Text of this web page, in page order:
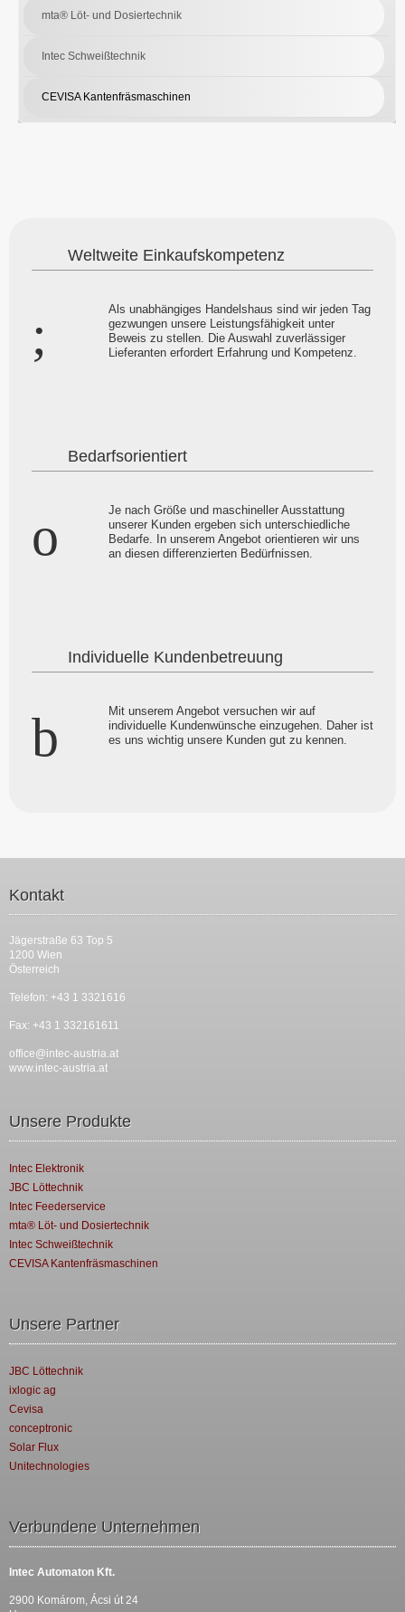
mta® Löt- und Dosiertechnik
Intec Schweißtechnik
CEVISA Kantenfräsmaschinen
Weltweite Einkaufskompetenz
Als unabhängiges Handelshaus sind wir jeden Tag
gezwungen unsere Leistungsfähigkeit unter
Beweis zu stellen. Die Auswahl zuverlässiger
Lieferanten erfordert Erfahrung und Kompetenz.
Bedarfsorientiert
Je nach Größe und maschineller Ausstattung
unserer Kunden ergeben sich unterschiedliche
Bedarfe. In unserem Angebot orientieren wir uns
an diesen differenzierten Bedürfnissen.
Individuelle Kundenbetreuung
Mit unserem Angebot versuchen wir auf
individuelle Kundenwünsche einzugehen. Daher ist
es uns wichtig unsere Kunden gut zu kennen.
Kontakt
Jägerstraße 63 Top 5
1200 Wien
Österreich
Telefon: +43 1 3321616
Fax: +43 1 332161611
office@intec-austria.at
www.intec-austria.at
Unsere Produkte
Intec Elektronik
JBC Löttechnik
Intec Feederservice
mta® Löt- und Dosiertechnik
Intec Schweißtechnik
CEVISA Kantenfräsmaschinen
Unsere Partner
JBC Löttechnik
ixlogic ag
Cevisa
conceptronic
Solar Flux
Unitechnologies
Verbundene Unternehmen
Intec Automaton Kft.
2900 Komárom, Ácsi út 24